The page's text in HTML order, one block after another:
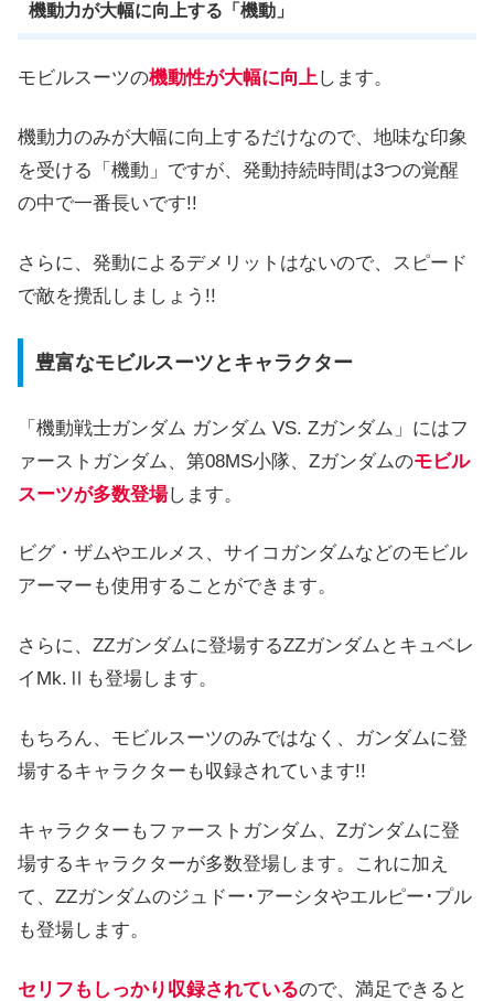
機動力が大幅に向上する「機動」
モビルスーツの機動性が大幅に向上します。
機動力のみが大幅に向上するだけなので、地味な印象
を受ける「機動」ですが、発動持続時間は3つの覚醒
の中で一番長いです!!
さらに、発動によるデメリットはないので、スピード
で敵を攪乱しましょう!!
豊富なモビルスーツとキャラクター
「機動戦士ガンダム ガンダム VS. Zガンダム」にはフ
ァーストガンダム、第08MS小隊、Zガンダムのモビル
スーツが多数登場します。
ビグ・ザムやエルメス、サイコガンダムなどのモビル
アーマーも使用することができます。
さらに、ZZガンダムに登場するZZガンダムとキュベレ
イMk.Ⅱも登場します。
もちろん、モビルスーツのみではなく、ガンダムに登
場するキャラクターも収録されています!!
キャラクターもファーストガンダム、Zガンダムに登
場するキャラクターが多数登場します。これに加え
て、ZZガンダムのジュドー･アーシタやエルピー･プル
も登場します。
セリフもしっかり収録されているので、満足できると